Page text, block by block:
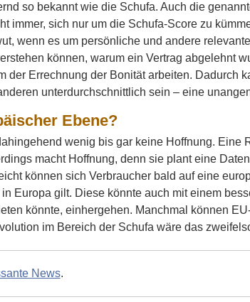
so bekannt wie die Schufa. Auch die
immer, sich nur um die Schufa-Score zu
wenn es um persönliche und andere
können, warum ein Vertrag abgelehnt
der Errechnung der Bonität arbeiten. Dadurch
unterdurchschnittlich sein – eine
Ebene?
wenig bis gar keine Hoffnung. Eine
macht Hoffnung, denn sie plant eine
können sich Verbraucher bald auf eine
Europa gilt. Diese könnte auch mit einem
könnte, einhergehen. Manchmal können
im Bereich der Schufa wäre das
News.